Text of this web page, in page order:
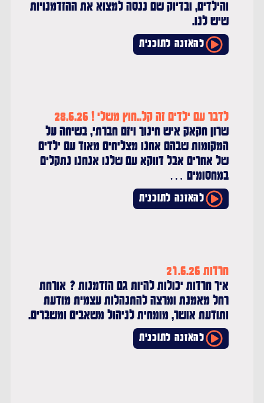
והילדים, ובדיוק שם ננסה למצוא את ההזדמנויות
שיש לנו.
להאזנה לתוכנית
לדבר עם ילדים זה קל..חוץ משלי ! 28.6.26
שרון חקאק איש חינוך ויזם חברתי, בשיחה על
המקומות שבהם אחנו מצליחים מאוד עם ילדים
של אחרים אבל דווקא עם שלנו אנחנו נתקלים
במחסומים …
להאזנה לתוכנית
איך חרדות יכולות להיות גם הזדמנות ? אורחת
רחל מאמנת ומרצה להתנהלות עצמית מודעת
ותודעת אושר, מומחית לניהול משאבים ומשברים.
להאזנה לתוכנית